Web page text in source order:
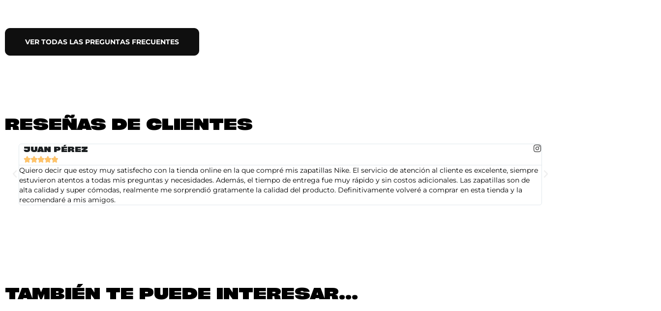
VER TODAS LAS PREGUNTAS FRECUENTES
RESEÑAS DE CLIENTES
JUAN PÉREZ

Quiero decir que estoy muy satisfecho con la tienda online en la que compré mis zapatillas Nike. El servicio de atención al cliente es excelente, siempre
estuvieron atentos a todas mis preguntas y necesidades. Además, el tiempo de entrega fue muy rápido y sin costos adicionales. Las zapatillas son de
alta calidad y super cómodas, realmente me sorprendió gratamente la calidad del producto. Definitivamente volveré a comprar en esta tienda y la
recomendaré a mis amigos.
TAMBIÉN TE PUEDE INTERESAR...